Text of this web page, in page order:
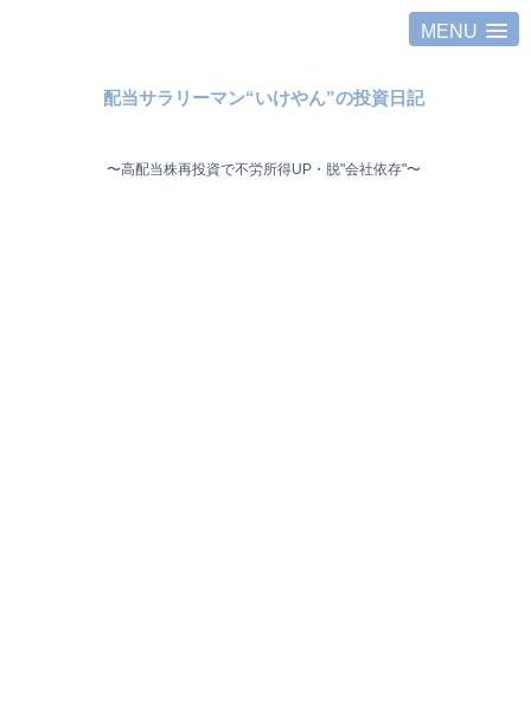
MENU
配当サラリーマン“いけやん”の投資日記 ​
〜高配当株再投資で不労所得UP・脱"会社依存"〜 ​